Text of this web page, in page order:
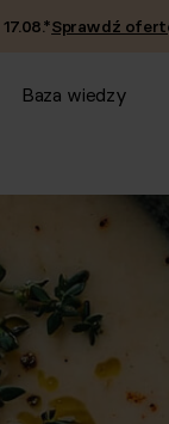
17.08.*Sprawdź
Baza wiedzy